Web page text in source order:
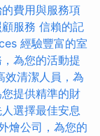
費用與服務項
服務 信賴的記
經驗豐富的室
為您的活動提
效清潔人員，為
提供精準的財
選擇最佳安息
燴公司，為您的